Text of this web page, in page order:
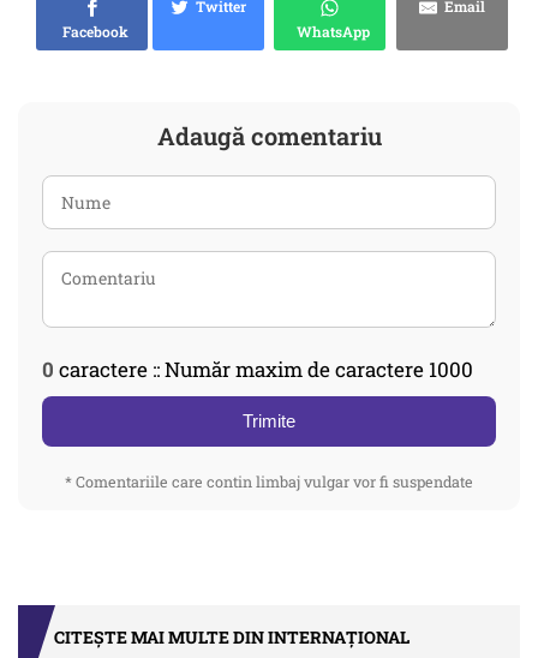
Facebook
Twitter
WhatsApp
Email
Adaugă comentariu
0 caractere :: Număr maxim de caractere 1000
Trimite
* Comentariile care contin limbaj vulgar vor fi suspendate
CITEȘTE MAI MULTE DIN INTERNAȚIONAL